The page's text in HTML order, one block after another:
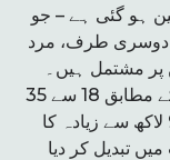
میں 46.7 ملین سے بڑھ کر 58.5 ملین ہو گئی ہے – جو
46 فیصد ہے۔ دوسری طرف، مرد
کے 54 فیصد یا 68.5 ملین پر مشتمل ہیں۔
الیکشن کمیشن کی جاری کردہ فہرست کے مطابق 18 سے 35
سال کی عمر کے ووٹروں کی تعداد میں 90 لاکھ سے زیادہ کا
تبدیل کر دیا